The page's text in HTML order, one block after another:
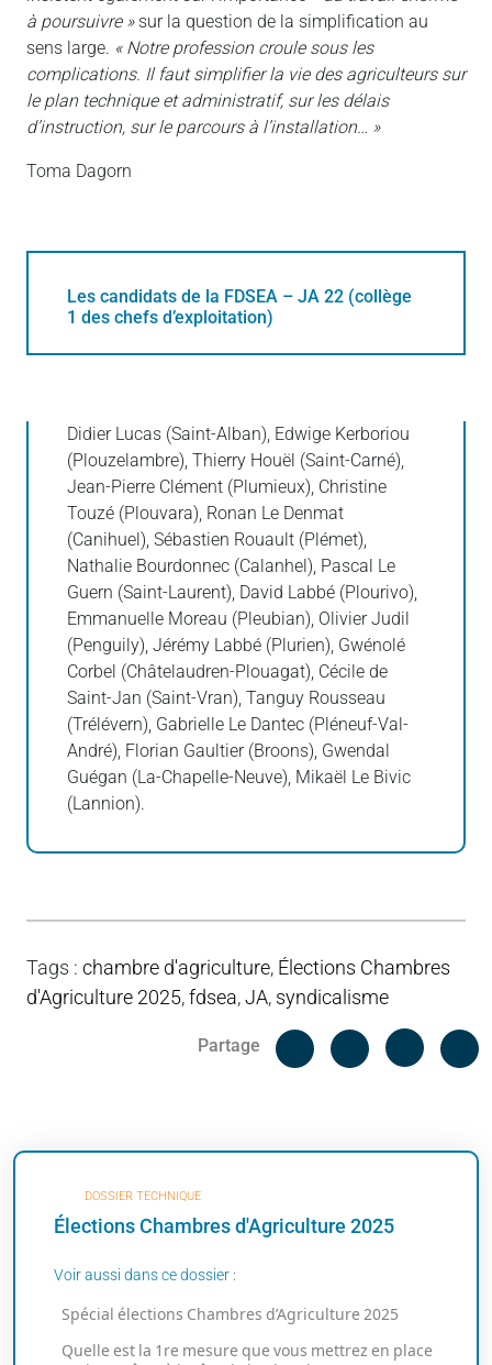
à poursuivre »sur la question de la simplification au
sens large. « Notre profession croule sous les
complications. Il faut simplifier la vie des agriculteurs sur
le plan technique et administratif, sur les délais
d’instruction, sur le parcours à l’installation… »
Toma Dagorn
Les candidats de la FDSEA – JA 22 (collège
1 des chefs d’exploitation)
Didier Lucas (Saint-Alban), Edwige Kerboriou
(Plouzelambre), Thierry Houël (Saint-Carné),
Jean-Pierre Clément (Plumieux), Christine
Touzé (Plouvara), Ronan Le Denmat
(Canihuel), Sébastien Rouault (Plémet),
Nathalie Bourdonnec (Calanhel), Pascal Le
Guern (Saint-Laurent), David Labbé (Plourivo),
Emmanuelle Moreau (Pleubian), Olivier Judil
(Penguily), Jérémy Labbé (Plurien), Gwénolé
Corbel (Châtelaudren-Plouagat), Cécile de
Saint-Jan (Saint-Vran), Tanguy Rousseau
(Trélévern), Gabrielle Le Dantec (Pléneuf-Val-
André), Florian Gaultier (Broons), Gwendal
Guégan (La-Chapelle-Neuve), Mikaël Le Bivic
(Lannion).
Tags : chambre d'agriculture, Élections Chambres
d'Agriculture 2025,fdsea,JA, syndicalisme
Partage
Facebook
DOSSIER TECHNIQUE
Élections Chambres d'Agriculture 2025
Voir aussi dans ce dossier :
Spécial élections Chambres d’Agriculture 2025
Quelle est la 1re mesure que vous mettrez en place